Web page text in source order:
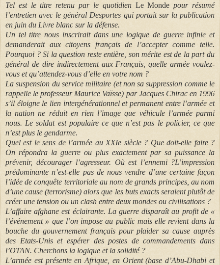
Tel est le titre retenu par le quotidienLe Mondepour résumé
l’entretien avec le général Desportes qui portait sur la publication
en juin du Livre blanc sur la défense.
Un tel titre nous inscrirait dans une logique de guerre infinie et
demanderait aux citoyens français de l’accepter comme telle.
Pourquoi ? Si la question reste entière, son mérite est de la part du
général de dire indirectement aux Français, quelle armée voulez-
vous et qu’attendez-vous d’elle en votre nom ?
La suspension du service militaire (et non sa suppression comme le
rappelle le professeur Maurice Vaïsse) par Jacques Chirac en 1996
s’il éloigne le lien intergénérationnel et permanent entre l’armée et
la nation ne réduit en rien l’image que véhicule l’armée parmi
nous. Le soldat est populaire ce que n’est pas le policier, ce que
n’est plus le gendarme.
Quel est le sens de l’armée au XXIe siècle ? Que doit-elle faire ?
On répondra la guerre ou plus exactement par sa puissance la
prévenir, décourager l’agresseur. Où est l’ennemi ?L’impression
prédominante n’est-elle pas de nous vendre d’une certaine façon
l’idée de conquête territoriale au nom de grands principes, au nom
d’une cause (terrorisme) alors que les buts exacts seraient plutôt de
créer une tension ou un clash entre deux mondes ou civilisations ?
L’affaire afghane est éclairante. La guerre disparaît au profit de «
l’événement » que l’on impose au public mais elle revient dans la
bouche du gouvernement français pour plaider sa cause auprès
des Etats-Unis et espérer des postes de commandements dans
l’OTAN. Cherchons la logique et la solidité ?
L’armée est présente en Afrique, en Orient (base d’Abu-Dhabi et